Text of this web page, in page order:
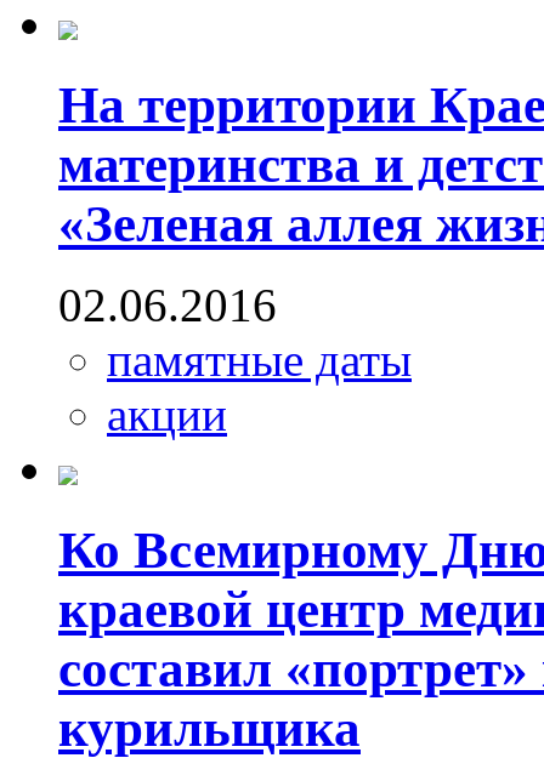
На территории
материнства и
«Зеленая аллея
02.06.2016
памятные даты
акции
Ко Всемирному Дню
краевой центр
составил
курильщика